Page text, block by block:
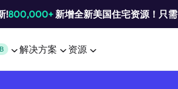
!800,000+新增全新美国住宅资源！只需
解决方案 资源